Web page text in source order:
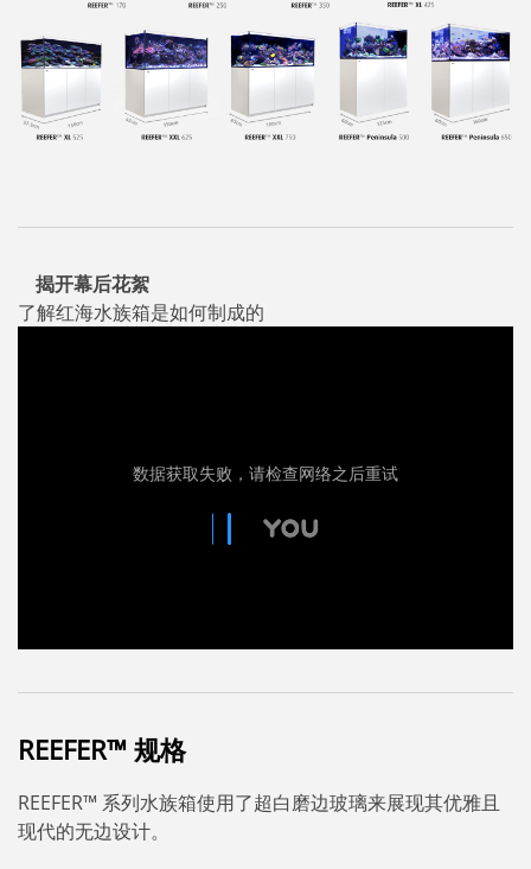
揭开幕后花絮
了解红海水族箱是如何制成的
REEFER™ 规格
REEFER™ 系列水族箱使用了超白磨边玻璃来展现其优雅且
现代的无边设计。